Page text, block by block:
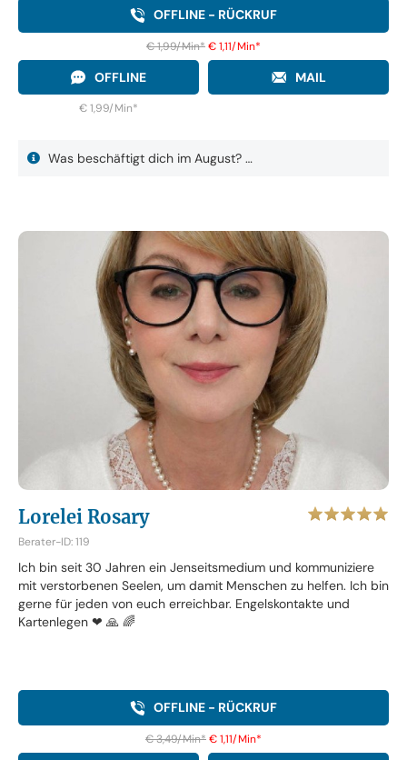
OFFLINE - RÜCKRUF
€ 1,99/Min*€ 1,11/Min*
OFFLINE MAIL
€ 1,99/Min*
Was beschäftigt dich im August? …
Lorelei Rosary
Berater-ID: 119
Ich bin seit 30 Jahren ein Jenseitsmedium und kommuniziere
mit verstorbenen Seelen, um damit Menschen zu helfen. Ich bin
gerne für jeden von euch erreichbar. Engelskontakte und
Kartenlegen ❤ ️🙏 🌈
OFFLINE - RÜCKRUF
€ 3,49/Min*€ 1,11/Min*